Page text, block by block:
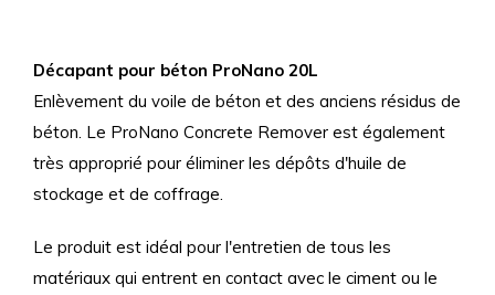
Décapant pour béton ProNano 20L
Enlèvement du voile de béton et des anciens résidus de
béton. Le ProNano Concrete Remover est également
très approprié pour éliminer les dépôts d'huile de
stockage et de coffrage.
Le produit est idéal pour l'entretien de tous les
matériaux qui entrent en contact avec le ciment ou le